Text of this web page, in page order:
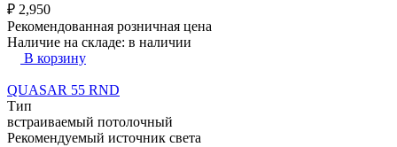
₽ 2,950
Рекомендованная розничная цена
Наличие на складе: в наличии
В корзину
QUASAR 55 RND
Тип
встраиваемый потолочный
Рекомендуемый источник света